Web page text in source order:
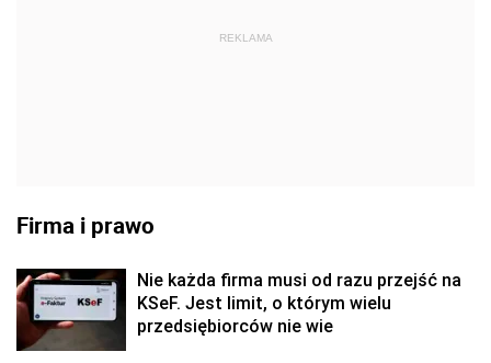
REKLAMA
Firma i prawo
Nie każda firma musi od razu przejść na
KSeF. Jest limit, o którym wielu
przedsiębiorców nie wie